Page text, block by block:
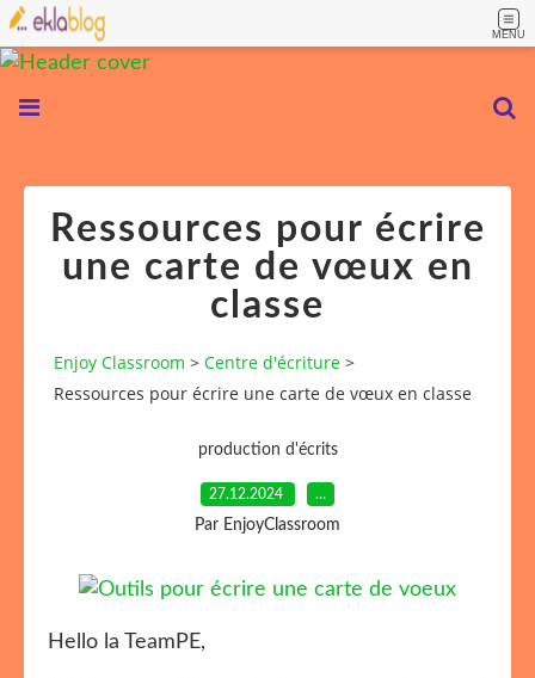
MENU
Ressources pour écrire
une carte de vœux en
classe
Enjoy Classroom > Centre d'écriture >
Ressources pour écrire une carte de vœux en classe
production d'écrits
27.12.2024 …
Par EnjoyClassroom
Hello la TeamPE,